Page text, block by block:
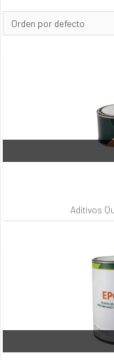
Aditivos